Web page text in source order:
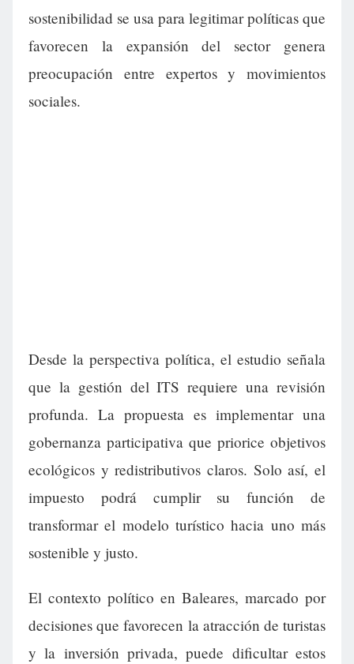
sostenibilidad se usa para legitimar políticas que
favorecen la expansión del sector genera
preocupación entre expertos y movimientos
sociales.
Desde la perspectiva política, el estudio señala
que la gestión del ITS requiere una revisión
profunda. La propuesta es implementar una
gobernanza participativa que priorice objetivos
ecológicos y redistributivos claros. Solo así, el
impuesto podrá cumplir su función de
transformar el modelo turístico hacia uno más
sostenible y justo.
El contexto político en Baleares, marcado por
decisiones que favorecen la atracción de turistas
y la inversión privada, puede dificultar estos